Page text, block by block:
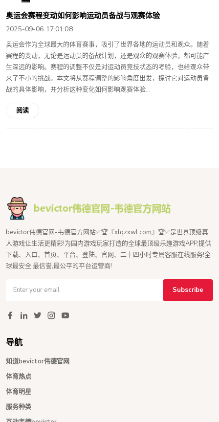
奥运会赛程变动如何影响运动员备战与观赛体验
2025-09-06 17:01:08
奥运会作为全球最大的体育赛事，吸引了世界各地的运动员和观众。随着
赛程的变动，无论是运动员的备战计划，还是观众的观赛体验，都可能产
生深远的影响。赛程的调整不仅是对运动员竞技状态的考验，也给观众带
来了不小的挑战。本文将从赛程调整的影响角度出发，探讨它对运动员备
战的具体影响，并分析这种变化如何影响观赛体验...
阅读
bevictor伟德官网-韦德官方网站✅🏆『xlqzxwl.com』🏆✅是世界顶级真
人游戏让生活更精彩!为国内游戏玩家打造的全球最顶级乐趣游戏APP,提供
下载、入口、首页、平台、登陆、官网、二十四小时专属客服在线服务!全
球最安全,最信誉,最公平的平台运营商!
Subscribe
导航
知道bevictor伟德官网
体育热点
体育明星
服务种类